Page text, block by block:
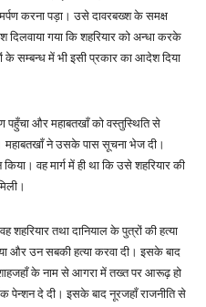
करना पड़ा। उसे दावरबख्श के समक्ष
गया कि शहरियार को अन्धा करके
के सम्बन्ध में भी इसी प्रकार का आदेश दिया
पहुँचा और महाबतखाँ को वस्तुस्थिति से
ने उसके पास सूचना भेज दी।
वह मार्ग में ही था कि उसे शहरियार की
तथा दानियाल के पुत्रों की हत्या
उन सबकी हत्या करवा दी। इसके बाद
के नाम से आगरा में तख्त पर आरूढ़ हो
पेन्शन दे दी। इसके बाद नूरजहाँ राजनीति से